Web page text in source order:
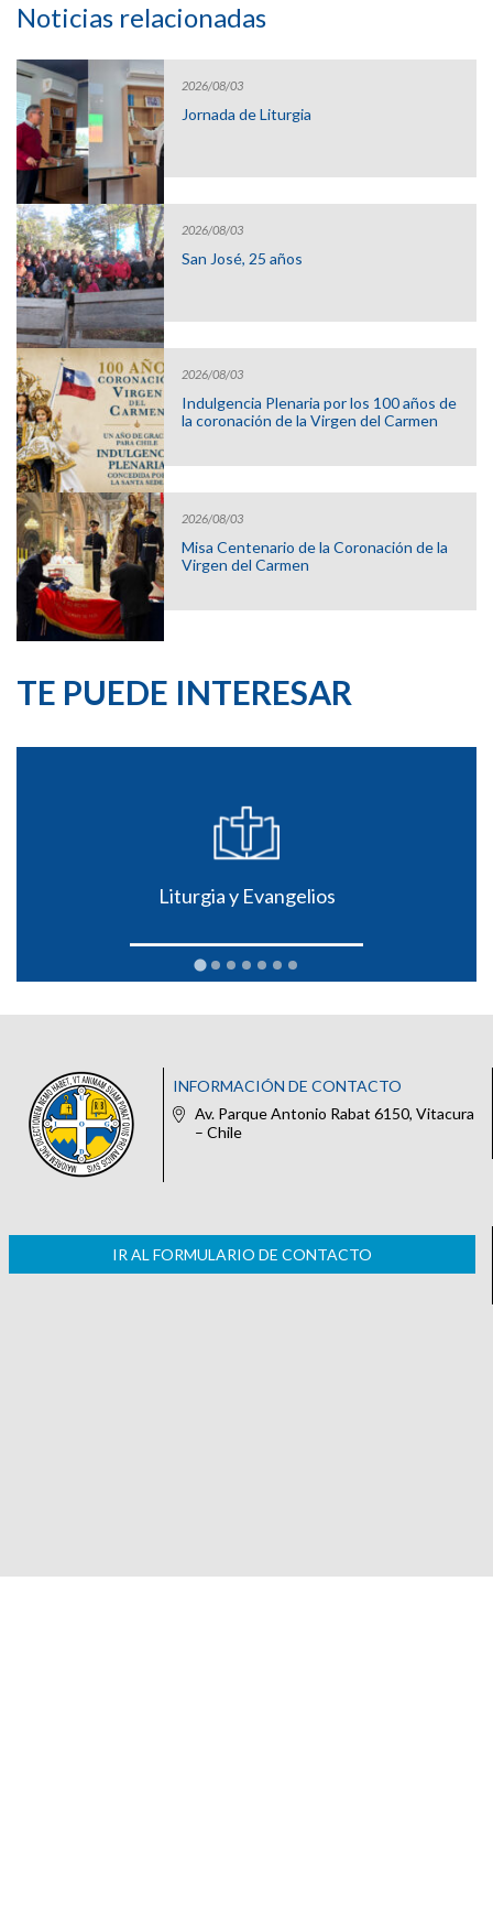
Noticias relacionadas
2026/08/03
Jornada de Liturgia
2026/08/03
San José, 25 años
2026/08/03
Indulgencia Plenaria por los 100 años de
la coronación de la Virgen del Carmen
2026/08/03
Misa Centenario de la Coronación de la
Virgen del Carmen
TE PUEDE INTERESAR
Liturgia y Evangelios
INFORMACIÓN DE CONTACTO
Av. Parque Antonio Rabat 6150, Vitacura
– Chile
IR AL FORMULARIO DE CONTACTO